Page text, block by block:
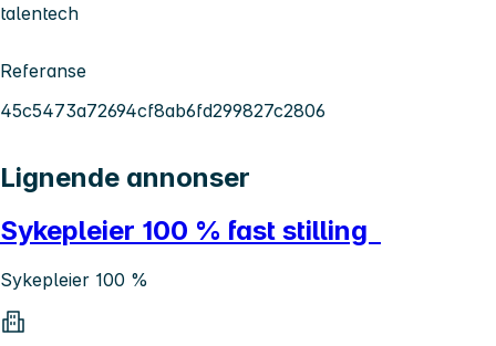
talentech
Referanse
45c5473a72694cf8ab6fd299827c2806
Lignende annonser
Sykepleier 100 % fast stilling
Sykepleier 100 %